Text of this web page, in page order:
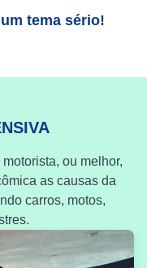
tema sério!
ou melhor,
as causas da
carros, motos,